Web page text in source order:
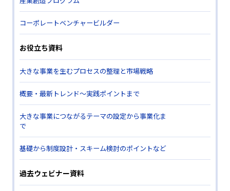
コーポレートベンチャービルダー
お役立ち資料
大きな事業を生むプロセスの整理と市場戦略
概要・最新トレンド～実践ポイントまで
大きな事業につながるテーマの設定から事業化ま
で
基礎から制度設計・スキーム検討のポイントなど
過去ウェビナー資料